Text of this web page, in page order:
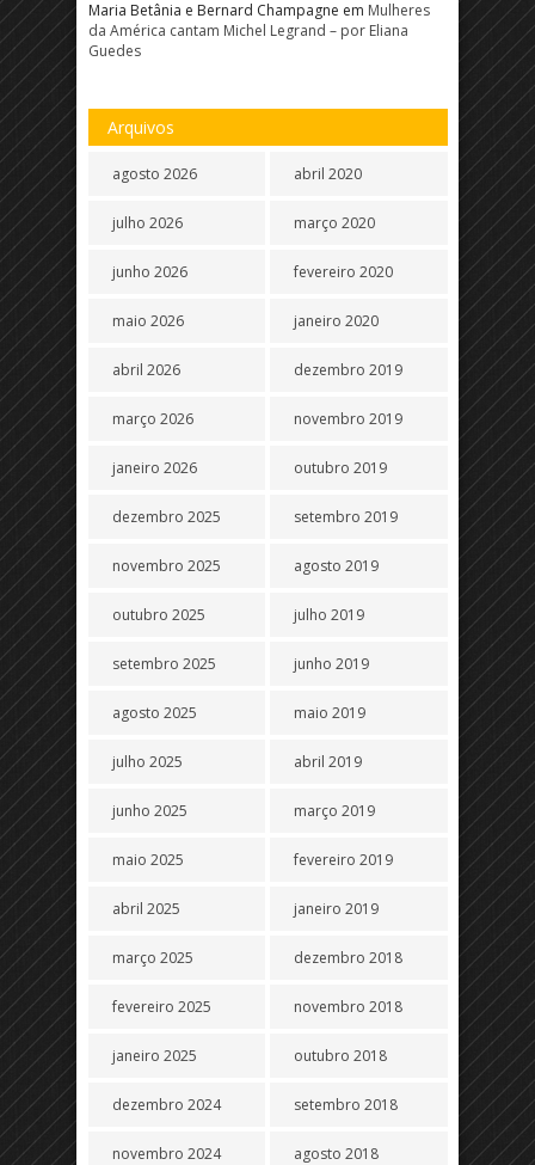
Maria Betânia e Bernard Champagne em Mulheres
da América cantam Michel Legrand – por Eliana
Guedes
Arquivos
agosto 2026
julho 2026
junho 2026
maio 2026
abril 2026
março 2026
janeiro 2026
dezembro 2025
novembro 2025
outubro 2025
setembro 2025
agosto 2025
julho 2025
junho 2025
maio 2025
abril 2025
março 2025
fevereiro 2025
janeiro 2025
dezembro 2024
novembro 2024
abril 2020
março 2020
fevereiro 2020
janeiro 2020
dezembro 2019
novembro 2019
outubro 2019
setembro 2019
agosto 2019
julho 2019
junho 2019
maio 2019
abril 2019
março 2019
fevereiro 2019
janeiro 2019
dezembro 2018
novembro 2018
outubro 2018
setembro 2018
agosto 2018